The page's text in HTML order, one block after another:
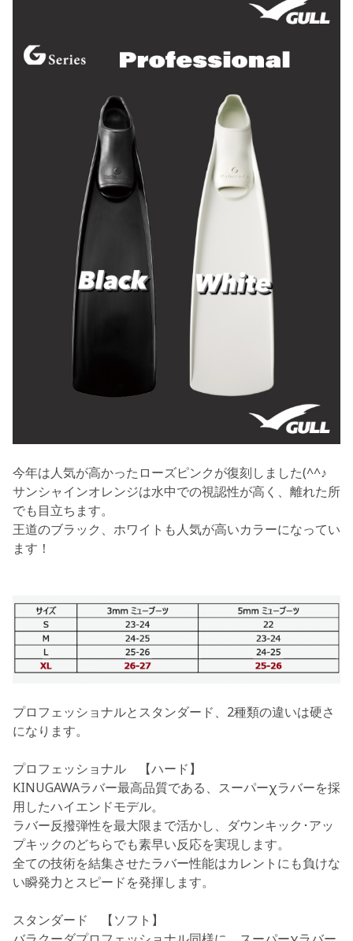
今年は人気が高かったローズピンクが復刻しました(^^♪
サンシャインオレンジは水中での視認性が高く、離れた所
でも目立ちます。
王道のブラック、ホワイトも人気が高いカラーになってい
ます！
プロフェッショナルとスタンダード、2種類の違いは硬さ
になります。
プロフェッショナル 【ハード】
KINUGAWAラバー最高品質である、スーパーχラバーを採
用したハイエンドモデル。
ラバー反撥弾性を最大限まで活かし、ダウンキック･アッ
プキックのどちらでも素早い反応を実現します。
全ての技術を結集させたラバー性能はカレントにも負けな
い瞬発力とスピードを発揮します。
スタンダード 【ソフト】